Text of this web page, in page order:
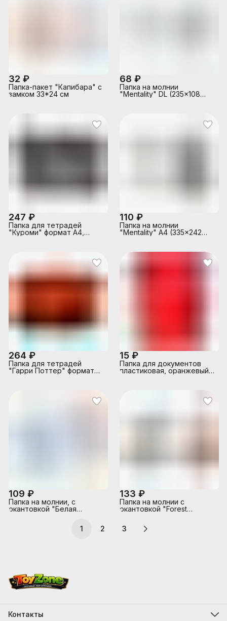
32 ₽
Папка-пакет "Капибара" с
замком 33*24 см
68 ₽
Папка на молнии
"Mentality" DL (235x108
247 ₽
Папка для тетрадей
"Куроми" формат А4,
110 ₽
Папка на молнии
"Mentality" A4 (335x242
текстильная молния
264 ₽
Папка для тетрадей
"Гарри Поттер" формат
15 ₽
Папка для документов
пластиковая, оранжевый
109 ₽
Папка на молнии, с
окантовкой "Белая
133 ₽
Папка на молнии с
окантовкой "Forest
1
2 3
Контакты